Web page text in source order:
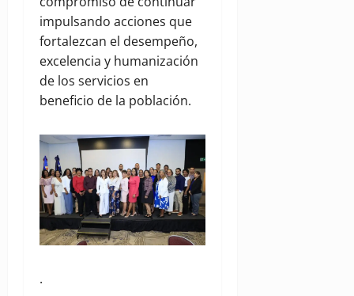
impulsando acciones que
fortalezcan el desempeño,
excelencia y humanización
de los servicios en
beneficio de la población.
.